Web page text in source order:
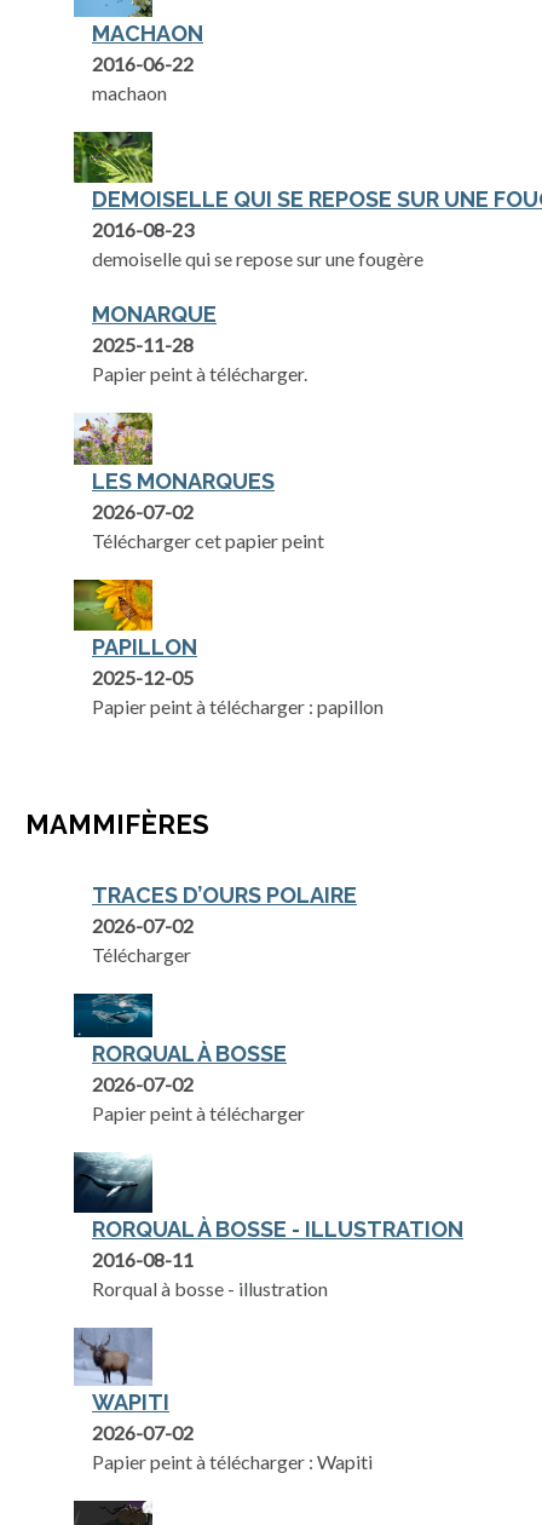
MACHAON
2016-06-22
machaon
DEMOISELLE QUI SE REPOSE SUR UNE
2016-08-23
demoiselle qui se repose sur une fougère
MONARQUE
2025-11-28
Papier peint à télécharger.
LES MONARQUES
2026-07-02
Télécharger cet papier peint
PAPILLON
2025-12-05
Papier peint à télécharger : papillon
MAMMIFÈRES
TRACES D’OURS POLAIRE
2026-07-02
Télécharger
RORQUAL À BOSSE
2026-07-02
Papier peint à télécharger
RORQUAL À BOSSE - ILLUSTRATION
2016-08-11
Rorqual à bosse - illustration
WAPITI
2026-07-02
Papier peint à télécharger : Wapiti